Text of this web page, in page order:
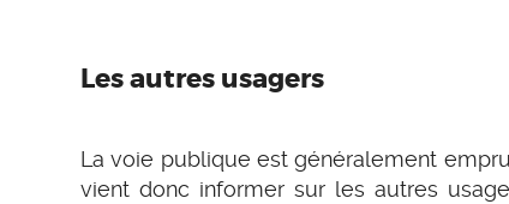
Les autres usagers
La voie publique est généralement
vient donc informer sur les autres